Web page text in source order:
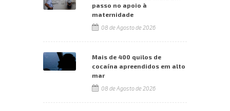
passo no apoio à
maternidade
08 de Agosto de 2026
Mais de 400 quilos de
cocaína apreendidos em alto
mar
08 de Agosto de 2026